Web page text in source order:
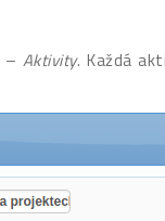
– Aktivity. Každá